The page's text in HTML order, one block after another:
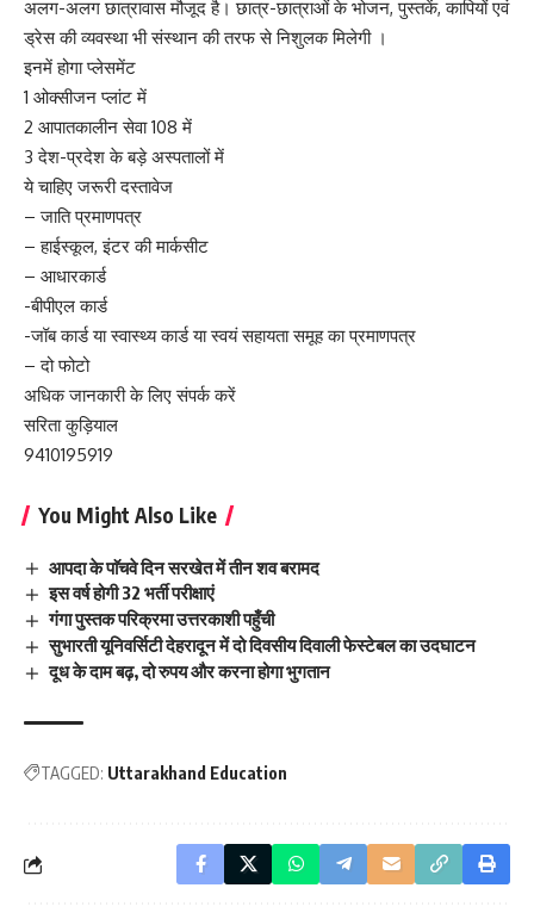
अलग-अलग छात्रावास मौजूद है। छात्र-छात्राओं के भोजन, पुस्तकें, कापियों एवं
ड्रेस की व्यवस्था भी संस्थान की तरफ से निशुलक मिलेगी ।
इनमें होगा प्लेसमेंट
1 ओक्सीजन प्लांट में
2 आपातकालीन सेवा 108 में
3 देश-प्रदेश के बड़े अस्पतालों में
ये चाहिए जरूरी दस्तावेज
– जाति प्रमाणपत्र
– हाईस्कूल, इंटर की मार्कसीट
– आधारकार्ड
-बीपीएल कार्ड
-जॉब कार्ड या स्वास्थ्य कार्ड या स्वयं सहायता समूह का प्रमाणपत्र
– दो फोटो
अधिक जानकारी के लिए संपर्क करें
सरिता कुड़ियाल
9410195919
You Might Also Like
आपदा के पाॅचवे दिन सरखेत में तीन शव बरामद
इस वर्ष होगी 32 भर्ती परीक्षाएं
गंगा पुस्तक परिक्रमा उत्तरकाशी पहुँची
सुभारती यूनिवर्सिटी देहरादून में दो दिवसीय दिवाली फेस्टेबल का उदघाटन
दूध के दाम बढ़, दो रुपय और करना होगा भुगतान
TAGGED: Uttarakhand Education